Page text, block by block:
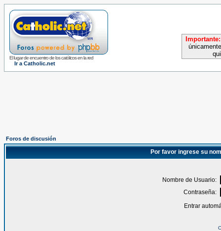
El lugar de encuentro de los católicos en la red
Ir a Catholic.net
Importante:
Foros de discusión
Por favor ingrese su
Nombre de Usuario:
Contraseña:
Entrar